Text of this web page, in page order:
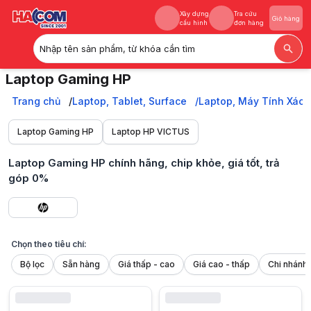
Xây dựng
cấu hình
Tra cứu
đơn hàng
Giỏ hàng
Nhập tên sản phẩm, từ khóa cần tìm
Xây dựng
Tra cứu
Laptop Gaming HP
Laptop Gaming HP chính hãng, cấu hình cực mạnh, chip xử lý
Trang chủ
Laptop, Máy Tính Xách Tay
Laptop HP
Trang chủ Laptop, Tablet, Surface Laptop, Máy Tính
Laptop Gaming HP Laptop HP VICTUS
Laptop Gaming HP chính hãng, chip khỏe, giá tốt, trả
góp 0%
Chọn theo tiêu chí:
Bộ lọc
Sẵn hàng Giá thấp - cao Giá cao - thấp
Là thương hiệu đã đứng vững bao năm qua trong vị thế top đầu thị